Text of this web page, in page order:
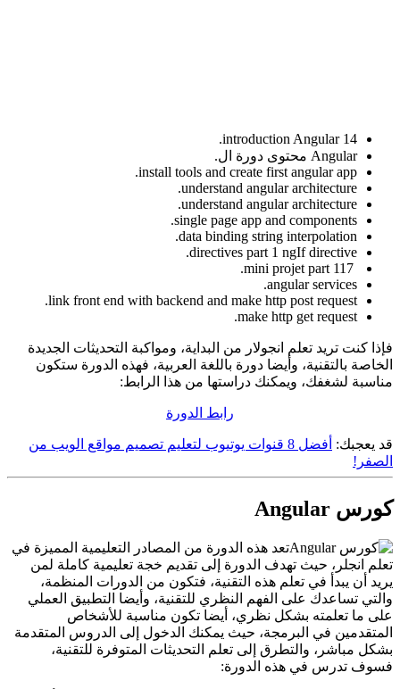
introduction Angular 14.
Angular محتوى دورة ال.
install tools and create first angular app.
understand angular architecture.
understand angular architecture.
single page app and components.
data binding string interpolation.
directives part 1 ngIf directive.
angular services.
link front end with backend and make http post request.
make http get request.
فإذا كنت تريد تعلم انجولار من البداية، ومواكبة التحديثات الجديدة
الخاصة بالتقنية، وأيضا دورة باللغة العربية، فهذه الدورة ستكون
مناسبة لشغفك، ويمكنك دراستها من هذا الرابط:
رابط الدورة
قد يعجبك:
أفضل 8 قنوات يوتيوب لتعليم تصميم مواقع الويب من
الصفر!
كورس Angular
تعد هذه الدورة من المصادر التعليمية المميزة في
تعلم انجلر، حيث تهدف الدورة إلى تقديم خجة تعليمية كاملة لمن
يريد أن يبدأ في تعلم هذه التقنية، فتكون من الدورات المنظمة،
والتي تساعدك على الفهم النظري للتقنية، وأيضا التطبيق العملي
على ما تعلمته بشكل نظري، أيضا تكون مناسبة للأشخاص
المتقدمين في البرمجة، حيث يمكنك الدخول إلى الدروس المتقدمة
بشكل مباشر، والتطرق إلى تعلم التحديثات المتوفرة للتقنية،
فسوف تدرس في هذه الدورة: